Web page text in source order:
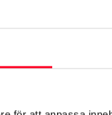
fälg du valt
att däck och fälg
bytts ut under
ut från fabrik.